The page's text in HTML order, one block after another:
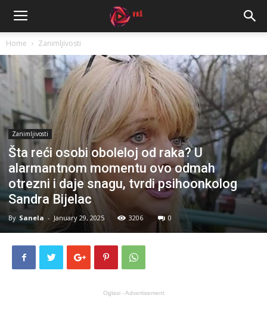
Home Zanimljivosti
Zanimljivosti
Šta reći osobi oboleloj od raka? U
alarmantnom momentu ovo odmah
otrezni i daje snagu, tvrdi psihoonkolog
Sandra Bijelac
By Sanela - January 29, 2025 3206 0
Oglasi - Advertisement